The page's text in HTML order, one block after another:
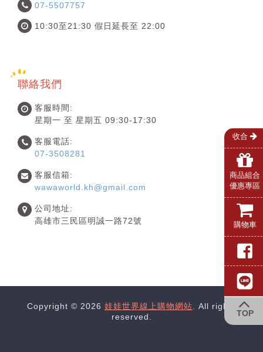
07-5507757
10:30至21:30 假日延長至 22:00
聯絡我們
客服時間:
星期一 至 星期五 09:30-17:30
客服電話:
07-3508281
客服信箱:
wawaworld.kh@gmail.com
公司地址:
高雄市三民區明誠一路72號
Copyright © 2026 娃娃世界線上購物網站. All rights
reserved.
收合
商品組合
優惠專區
購物車
TOP